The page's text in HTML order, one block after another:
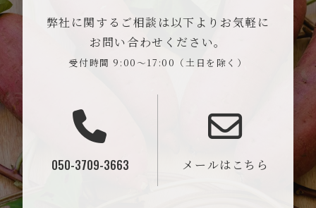
弊社に関するご相談は以下よりお気軽に
お問い合わせください。
受付時間 9:00～17:00（土日を除く）
050-3709-3663 メールはこちら